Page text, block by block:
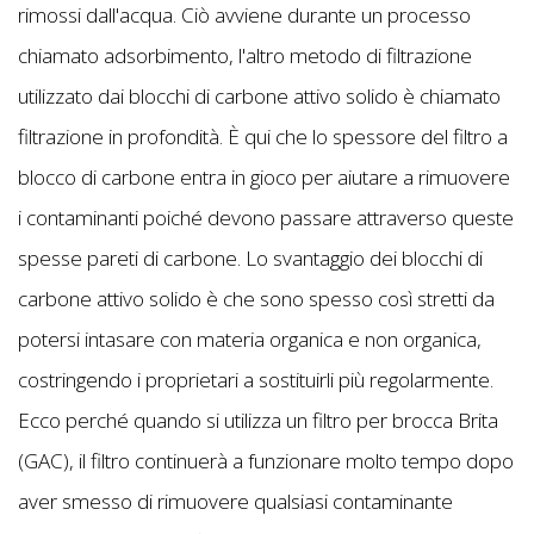
rimossi dall'acqua. Ciò avviene durante un processo
chiamato adsorbimento, l'altro metodo di filtrazione
utilizzato dai blocchi di carbone attivo solido è chiamato
filtrazione in profondità. È qui che lo spessore del filtro a
blocco di carbone entra in gioco per aiutare a rimuovere
i contaminanti poiché devono passare attraverso queste
spesse pareti di carbone. Lo svantaggio dei blocchi di
carbone attivo solido è che sono spesso così stretti da
potersi intasare con materia organica e non organica,
costringendo i proprietari a sostituirli più regolarmente.
Ecco perché quando si utilizza un filtro per brocca Brita
(GAC), il filtro continuerà a funzionare molto tempo dopo
aver smesso di rimuovere qualsiasi contaminante